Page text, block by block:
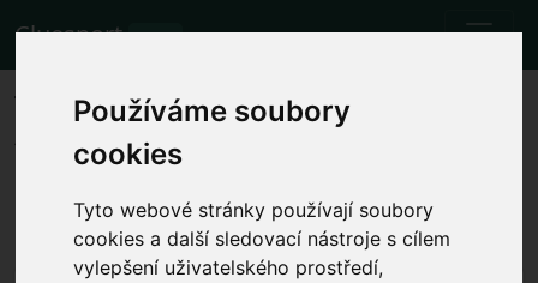
Používáme soubory
cookies
Tyto webové stránky používají soubory
cookies a další sledovací nástroje s cílem
vylepšení uživatelského prostředí,
Cluesport BETA
The best airfare and tickets for
the Paris Saint Germain vs
Monaco football match.
Fixtures 26.11.2023 Paris Saint Germain - Monaco